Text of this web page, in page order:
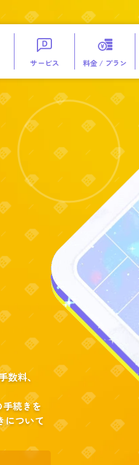
サービス 料金 / プラン
料、
続きを
について